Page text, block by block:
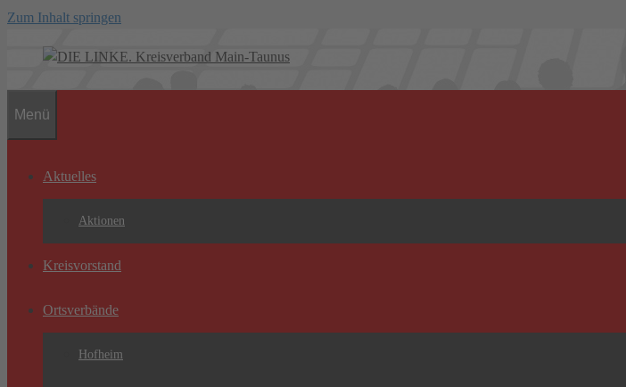
Zum Inhalt springen
Menü
Aktuelles
Aktionen
Kreisvorstand
Ortsverbände
Hofheim